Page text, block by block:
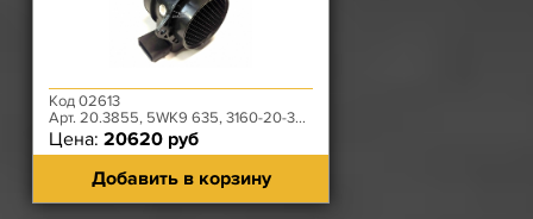
Код 02613
Арт. 20.3855, 5WK9 635, 3160-20-3877012-00
Цена: 20620 руб
Добавить в корзину